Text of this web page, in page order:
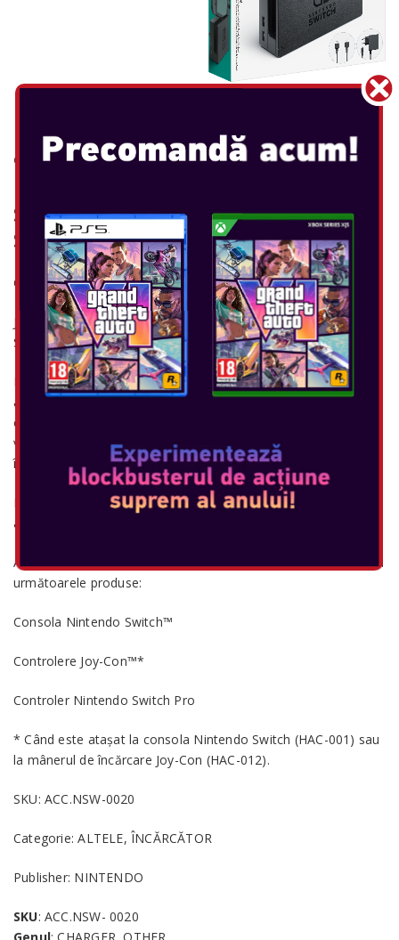
Console: SWITCH
SET DE ANDOCARE NINTENDO
SWITCH
Consola: SWITCH
Jucați jocuri pe ecranul TV cu acest set de andocare Nintendo
Switch.
Pur și simplu mutați consola Nintendo Switch în spațiul de pe
acest dock pentru a vă conecta la televizor și a vă extinde
configurația de joc. Acest set de andocare Nintendo Switch
vine cu un adaptor de curent alternativ și un cablu HDMI la
îndemână pentru o configurare rapidă.
Include un dock Nintendo Switch, un adaptor de curent
alternativ Nintendo Switch și un cablu HDMI de mare viteză.
Adaptorul de alimentare inclus poate fi folosit pentru a încărca
următoarele produse:
Consola Nintendo Switch™
Controlere Joy-Con™*
Controler Nintendo Switch Pro
* Când este atașat la consola Nintendo Switch (HAC-001) sau
la mânerul de încărcare Joy-Con (HAC-012).
SKU: ACC.NSW-0020
Categorie: ALTELE, ÎNCĂRCĂTOR
Publisher: NINTENDO
SKU: ACC.NSW- 0020